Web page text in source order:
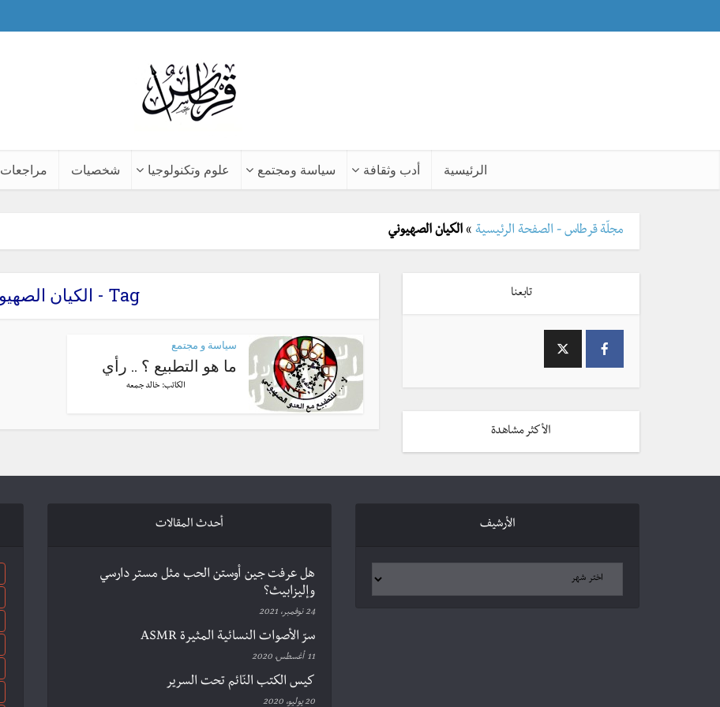
الرئيسية أدب وثقافة سياسة ومجتمع علوم وتكنولوجيا شخصيات مراجعات
مجلّة قرطاس - الصفحة الرئيسية » الكيان الصهيوني
Tag - الكيان الصهيوني
سياسة و مجتمع
ما هو التطبيع ؟ .. رأي
الكاتب: خالد جمعه
تابعنا
الأكثر مشاهدة
أحدث المقالات
هل عرفت جين أوستن الحب مثل مستر دارسي
وإليزابيث؟
24 نوفمبر، 2021
سرّ الأصوات النسائية المثيرة ASMR
11 أغسطس، 2020
كيس الكتب النّائم تحت السرير
20 يوليو، 2020
الأرشيف